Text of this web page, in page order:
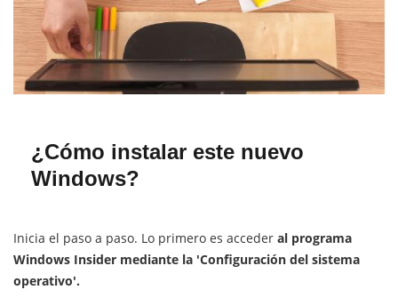
¿Cómo instalar este nuevo
Windows?
Inicia el paso a paso. Lo primero es acceder al programa
Windows Insider mediante la 'Configuración del sistema
operativo'.